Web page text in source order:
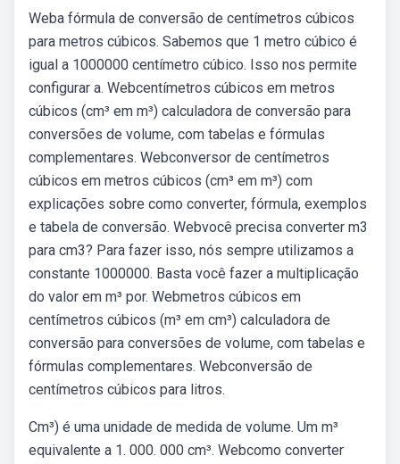
Weba fórmula de conversão de centímetros cúbicos
para metros cúbicos. Sabemos que 1 metro cúbico é
igual a 1000000 centímetro cúbico. Isso nos permite
configurar a. Webcentímetros cúbicos em metros
cúbicos (cm³ em m³) calculadora de conversão para
conversões de volume, com tabelas e fórmulas
complementares. Webconversor de centímetros
cúbicos em metros cúbicos (cm³ em m³) com
explicações sobre como converter, fórmula, exemplos
e tabela de conversão. Webvocê precisa converter m3
para cm3? Para fazer isso, nós sempre utilizamos a
constante 1000000. Basta você fazer a multiplicação
do valor em m³ por. Webmetros cúbicos em
centímetros cúbicos (m³ em cm³) calculadora de
conversão para conversões de volume, com tabelas e
fórmulas complementares. Webconversão de
centímetros cúbicos para litros.
Cm³) é uma unidade de medida de volume. Um m³
equivalente a 1. 000. 000 cm³. Webcomo converter